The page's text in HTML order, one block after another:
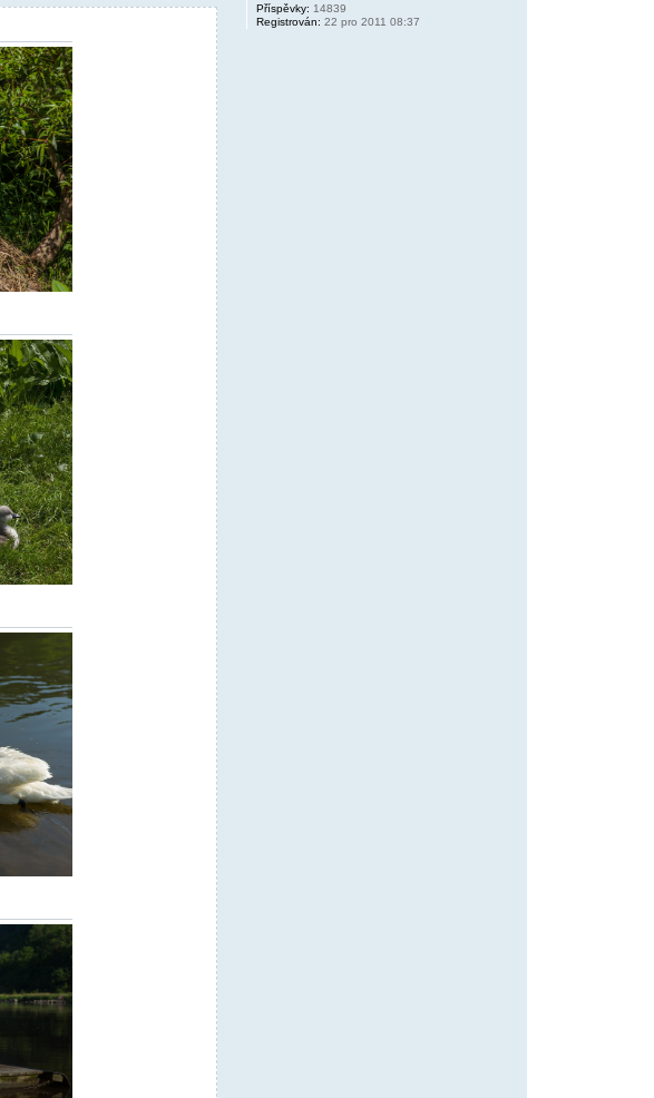
Příspěvky: 14839
Registrován: 22 pro 2011 08:37